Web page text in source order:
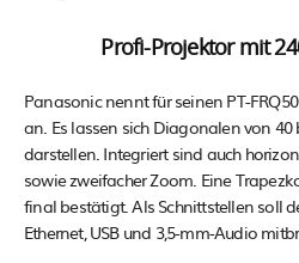
Profi-Projektor mit
Panasonic nennt für seinen PT-
an. Es lassen sich Diagonalen von
darstellen. Integriert sind auch
sowie zweifacher Zoom. Eine
final bestätigt. Als Schnittstellen soll
Ethernet, USB und 3,5-mm-Audio